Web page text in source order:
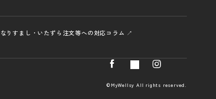
なりすまし・いたずら注文等への対応 コラム ↗
©MyWellsy All rights reserved.